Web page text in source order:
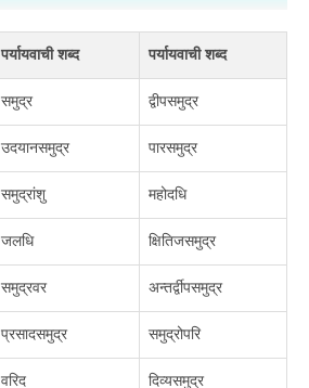
पर्यायवाची शब्द पर्यायवाची शब्द
समुद्र द्वीपसमुद्र
उदयानसमुद्र पारसमुद्र
समुद्रांशु महोदधि
जलधि क्षितिजसमुद्र
समुद्रवर अन्तर्द्वीपसमुद्र
प्रसादसमुद्र समुद्रोपरि
वरिद दिव्यसमुद्र